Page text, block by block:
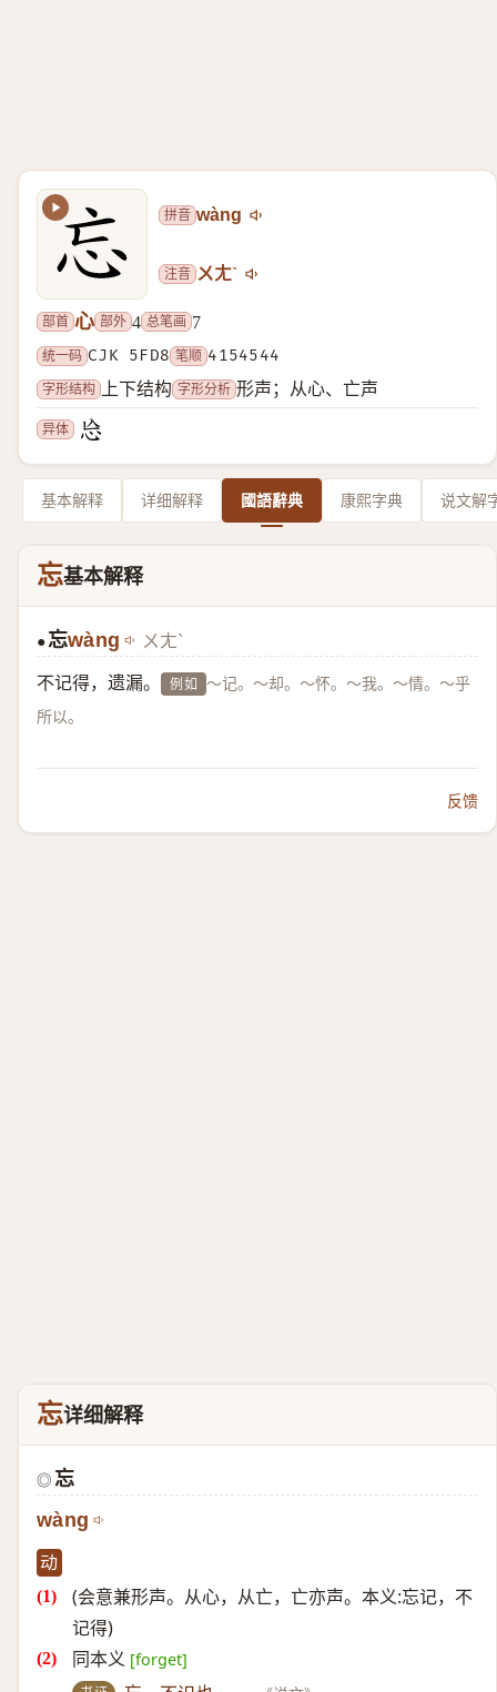
拼音 wàng
注音 ㄨㄤˋ
部首 心 部外 4 总笔画 7
统一码 CJK 5FD8 笔顺 4154544
字形结构
上下结构 字形分析 形声；从心、亡声
异体
基本解释 详细解释 國語辭典 康熙字典 说文解
忘基本解释
●忘wàng ㄨㄤˋ
不记得，遗漏。 例如 ～记。～却。～怀。～我。～情。～乎
所以。
反馈
忘详细解释
◎ 忘
wàng
动
(会意兼形声。从心，从亡，亡亦声。本义:忘记，不
记得)
同本义 [forget]